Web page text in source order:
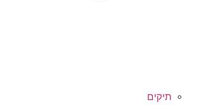
תיקים